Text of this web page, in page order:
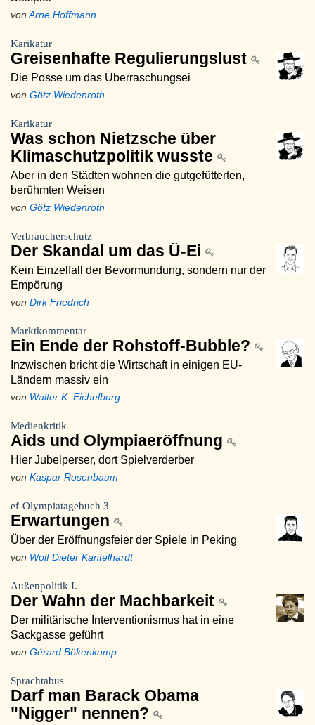
von Arne Hoffmann
Karikatur
Greisenhafte Regulierungslust
Die Posse um das Überraschungsei
von Götz Wiedenroth
Karikatur
Was schon Nietzsche über
Klimaschutzpolitik wusste
Aber in den Städten wohnen die gutgefütterten,
berühmten Weisen
von Götz Wiedenroth
Verbraucherschutz
Der Skandal um das Ü-Ei
Kein Einzelfall der Bevormundung, sondern nur der
Empörung
von Dirk Friedrich
Marktkommentar
Ein Ende der Rohstoff-Bubble?
Inzwischen bricht die Wirtschaft in einigen EU-
Ländern massiv ein
von Walter K. Eichelburg
Medienkritik
Aids und Olympiaeröffnung
Hier Jubelperser, dort Spielverderber
von Kaspar Rosenbaum
ef-Olympiatagebuch 3
Erwartungen
Über der Eröffnungsfeier der Spiele in Peking
von Wolf Dieter Kantelhardt
Außenpolitik I.
Der Wahn der Machbarkeit
Der militärische Interventionismus hat in eine
Sackgasse geführt
von Gérard Bökenkamp
Sprachtabus
Darf man Barack Obama
"Nigger" nennen?